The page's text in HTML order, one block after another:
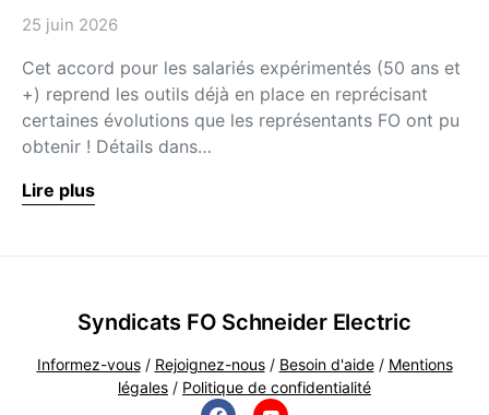
25 juin 2026
Cet accord pour les salariés expérimentés (50 ans et
+) reprend les outils déjà en place en reprécisant
certaines évolutions que les représentants FO ont pu
obtenir ! Détails dans…
Lire plus
Syndicats FO Schneider Electric
Informez-vous/ Rejoignez-nous/ Besoin d'aide/ Mentions
légales / Politique de confidentialité